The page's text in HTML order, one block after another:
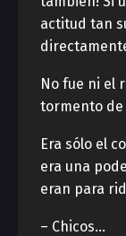
actitud tan
No fue ni el
tormento de
Era sólo el
era una
eran para
– Chicos…